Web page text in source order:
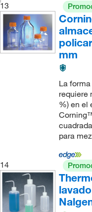
13
mm
La
requiere
%) en el
para
14